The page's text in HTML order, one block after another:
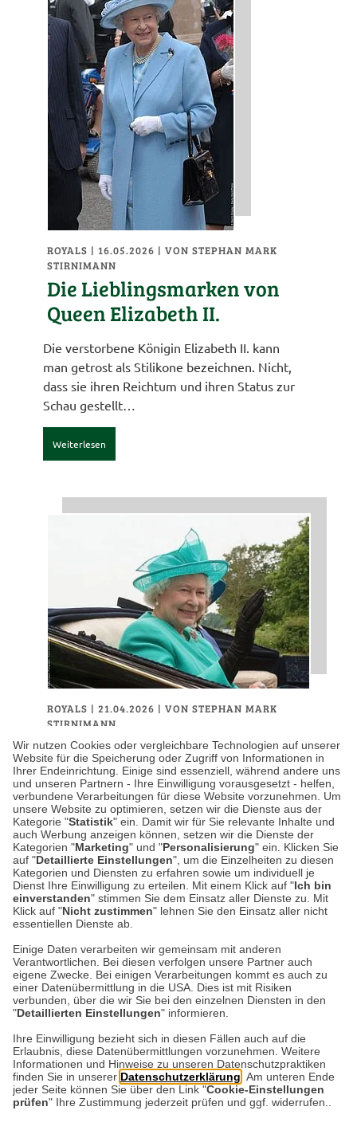
Wir nutzen Cookies oder vergleichbare Technologien auf unserer
Website für die Speicherung oder Zugriff von Informationen in
Ihrer Endeinrichtung. Einige sind essenziell, während andere uns
und unseren Partnern - Ihre Einwilligung vorausgesetzt - helfen,
verbundene Verarbeitungen für diese Website vorzunehmen. Um
unsere Website zu optimieren, setzen wir die Dienste aus der
Kategorie "Statistik" ein. Damit wir für Sie relevante Inhalte und
auch Werbung anzeigen können, setzen wir die Dienste der
Kategorien "Marketing" und "Personalisierung" ein. Klicken Sie
auf "Detaillierte Einstellungen", um die Einzelheiten zu diesen
Kategorien und Diensten zu erfahren sowie um individuell je
Dienst Ihre Einwilligung zu erteilen. Mit einem Klick auf "Ich bin
einverstanden" stimmen Sie dem Einsatz aller Dienste zu. Mit
Klick auf "Nicht zustimmen" lehnen Sie den Einsatz aller nicht
essentiellen Dienste ab.
Einige Daten verarbeiten wir gemeinsam mit anderen
Verantwortlichen. Bei diesen verfolgen unsere Partner auch
eigene Zwecke. Bei einigen Verarbeitungen kommt es auch zu
einer Datenübermittlung in die USA. Dies ist mit Risiken
verbunden, über die wir Sie bei den einzelnen Diensten in den
"Detaillierten Einstellungen" informieren.
Ihre Einwilligung bezieht sich in diesen Fällen auch auf die
Erlaubnis, diese Datenübermittlungen vorzunehmen. Weitere
Informationen und Hinweise zu unseren Datenschutzpraktiken
finden Sie in unserer Datenschutzerklärung . Am unteren Ende
jeder Seite können Sie über den Link "Cookie-Einstellungen
prüfen" Ihre Zustimmung jederzeit prüfen und ggf. widerrufen..
ROYALS | 16.05.2026 |VON STEPHAN MARK
STIRNIMANN
Die Lieblingsmarken von
Queen Elizabeth II.
Die verstorbene Königin Elizabeth II. kann
man getrost als Stilikone bezeichnen. Nicht,
dass sie ihren Reichtum und ihren Status zur
Schau gestellt…
Weiterlesen
ROYALS | 21.04.2026 |VON STEPHAN MARK
STIRNIMANN
Wie das Vereinigte
Königreich den 100.
Geburtstag von Queen
Elizabeth II. feiert
Heute wäre Queen Elizabeth II. 100 Jahre alt
geworden. Sie starb im September 2022 im
Alter von 96 Jahren nach 70 Jahren auf dem
Thron. Damit war sie…
Weiterlesen
Datenschutz Impressum
Kontakt
Netiquette